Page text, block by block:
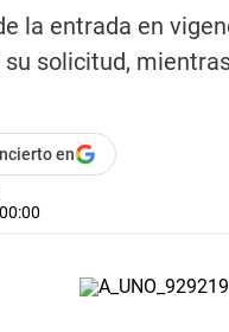
la entrada en
solicitud,
en